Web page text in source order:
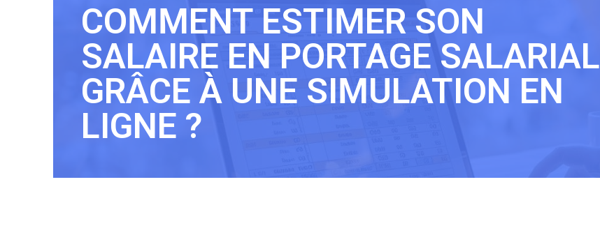
COMMENT ESTIMER SON
SALAIRE EN PORTAGE SALARIAL
GRÂCE À UNE SIMULATION EN
LIGNE ?